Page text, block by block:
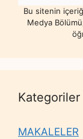
Bu sitenin
Medya
Kategoriler
MAKALELER